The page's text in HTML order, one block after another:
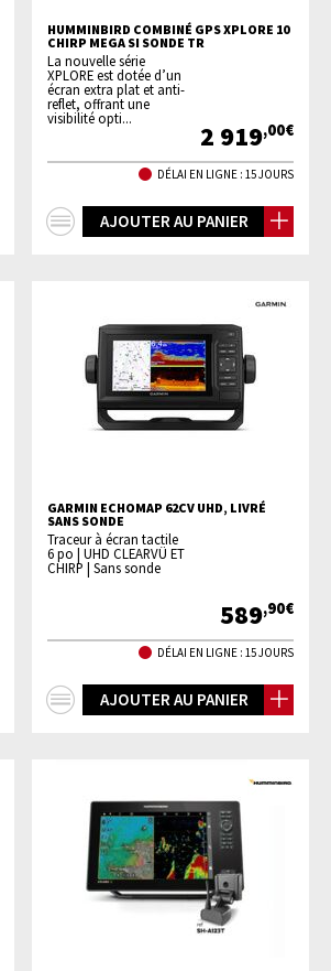
HUMMINBIRD COMBINÉ GPS XPLORE 10
CHIRP MEGA SI SONDE TR
La nouvelle série
XPLORE est dotée d’un
écran extra plat et anti-
reflet, offrant une
visibilité opti...
2 919,00€
DÉLAI EN LIGNE : 15 JOURS
AJOUTER AU PANIER
GARMIN ECHOMAP 62CV UHD, LIVRÉ
SANS SONDE
Traceur à écran tactile
6 po | UHD CLEARVÜ ET
CHIRP | Sans sonde
589,90€
DÉLAI EN LIGNE : 15 JOURS
AJOUTER AU PANIER